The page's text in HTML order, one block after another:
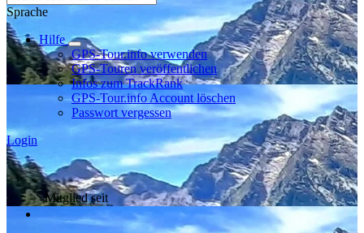
Sprache
Hilfe
GPS-Tour.info verwenden
GPS-Touren veröffentlichen
Infos zum TrackRank
GPS-Tour.info Account löschen
Passwort vergessen
Login
Mitglied seit